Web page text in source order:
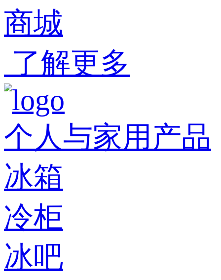
商城
了解更多
个人与家用产品
冰箱
冷柜
冰吧